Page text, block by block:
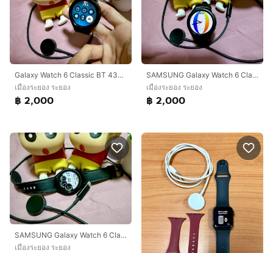
Galaxy Watch 6 Classic BT 43mm(R950NZKA) Black
เมืองระยอง ระยอง
฿ 2,000
SAMSUNG Galaxy Watch 6 Classic BT 43mm (R950NZKA) Black (พร้อมสายชาร์จแท้ศูนย์)
เมืองระยอง ระยอง
฿ 2,000
SAMSUNG Galaxy Watch 6 Classic BT 43mm (R950NZKA) Black (พร้อมสายชาร์จแท้ศูนย์)
เมืองระยอง ระยอง